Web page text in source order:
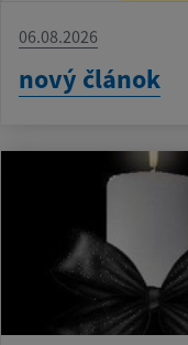
06.08.2026
nový článok